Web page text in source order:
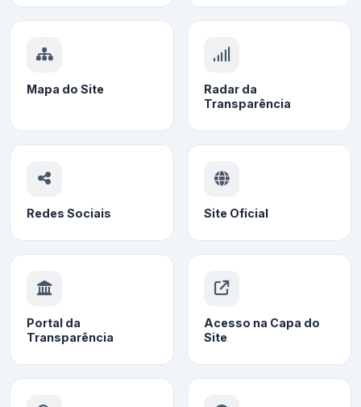
Mapa do Site
Radar da
Transparência
Redes Sociais Site Oficial
Portal da
Transparência
Acesso na Capa do
Site